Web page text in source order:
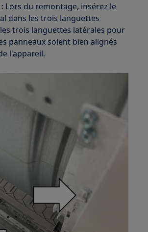
: Lors du remontage, insérez le
dans les trois languettes
trois languettes latérales pour
panneaux soient bien alignés
l'appareil.